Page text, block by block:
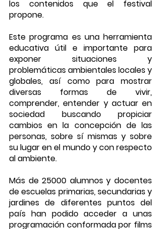
los contenidos que el festival
propone.
Este programa es una herramienta
educativa útil e importante para
exponer situaciones y
problemáticas ambientales locales y
globales, así como para mostrar
diversas formas de vivir,
comprender, entender y actuar en
sociedad buscando propiciar
cambios en la concepción de las
personas, sobre sí mismas y sobre
su lugar en el mundo y con respecto
al ambiente.
Más de 25000 alumnos y docentes
de escuelas primarias, secundarias y
jardines de diferentes puntos del
país han podido acceder a unas
programación conformada por films